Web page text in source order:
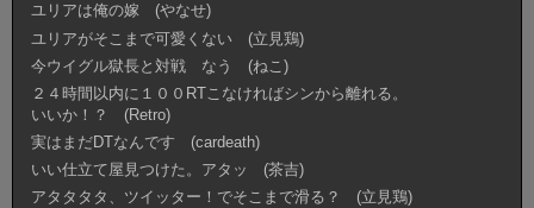
ユリアは俺の嫁 (やなせ)
ユリアがそこまで可愛くない (立見鶏)
今ウイグル獄長と対戦 なう (ねこ)
２４時間以内に１００RTこなければシンから離れる。
いいか！？ (Retro)
実はまだDTなんです (cardeath)
いい仕立て屋見つけた。アタッ (茶吉)
アタタタタ、ツイッター！でそこまで滑る？ (立見鶏)